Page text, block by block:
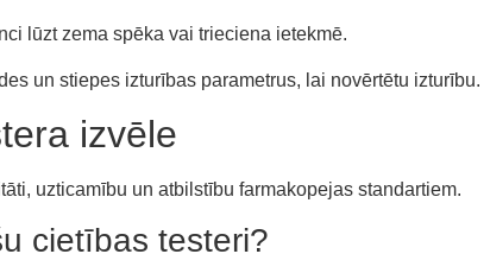
lūzt zema spēka vai trieciena ietekmē.
un stiepes izturības parametrus, lai novērtētu izturību.
izvēle
uzticamību un atbilstību farmakopejas standartiem.
cietības testeri?